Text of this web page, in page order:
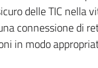
delle TIC nella
connessione di
in modo